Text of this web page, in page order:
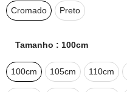
Cromado Preto
Tamanho : 100cm
100cm 105cm 110cm